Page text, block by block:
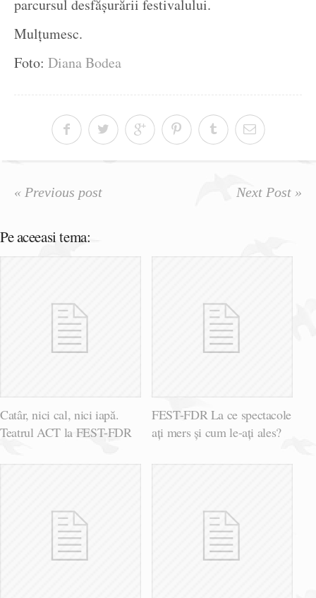
parcursul desfășurării festivalului.
Mulțumesc.
Foto: Diana Bodea
« Previous post Next Post »
Pe aceeasi tema:
Catâr, nici cal, nici iapă.
Teatrul ACT la FEST-FDR
FEST-FDR La ce spectacole
ați mers și cum le-ați ales?